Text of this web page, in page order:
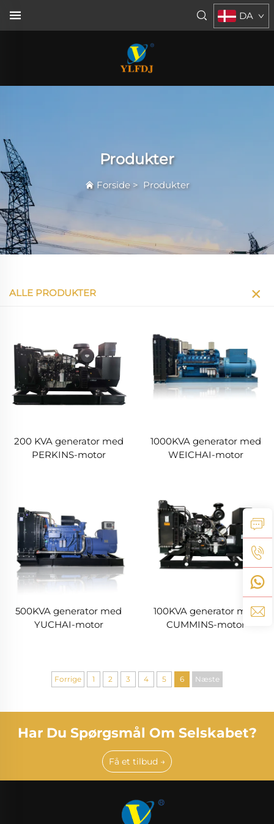
DA
Produkter
Forside> Produkter
ALLE PRODUKTER
200 KVA generator med
PERKINS-motor
1000KVA generator med
WEICHAI-motor
500KVA generator med
YUCHAI-motor
100KVA generator med
CUMMINS-motor
Forrige 1 2 3 4 5 6 Næste
Har Du Spørgsmål Om Selskabet?
Få et tilbud →